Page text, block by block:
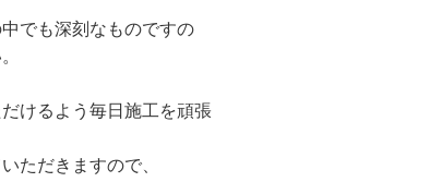
でも深刻なものですの
けるよう毎日施工を頑張
ただきますので、